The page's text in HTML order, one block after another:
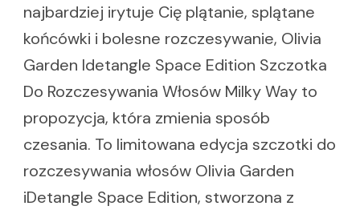
najbardziej irytuje Cię plątanie, splątane
końcówki i bolesne rozczesywanie, Olivia
Garden Idetangle Space Edition Szczotka
Do Rozczesywania Włosów Milky Way to
propozycja, która zmienia sposób
czesania. To limitowana edycja szczotki do
rozczesywania włosów Olivia Garden
iDetangle Space Edition, stworzona z